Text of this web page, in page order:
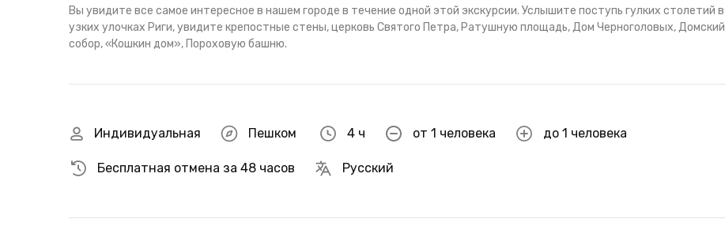
Вы увидите все самое интересное в нашем городе в течение одной этой экскурсии. Услышите поступь гулких столетий в
узких улочках Риги, увидите крепостные стены, церковь Святого Петра, Ратушную площадь, Дом Черноголовых, Домский
собор, «Кошкин дом», Пороховую башню.
Индивидуальная Пешком 4 ч от 1 человека до 1 человека
Бесплатная отмена за 48 часов Русский